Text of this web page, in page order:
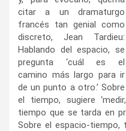
citar a un dramaturgo
francés tan genial como
discreto, Jean Tardieu:
Hablando del espacio, se
pregunta ‘cuál es el
camino más largo para ir
de un punto a otro.’ Sobre
el tiempo, sugiere
tiempo que se tarda en
Sobre el espacio-tiempo,